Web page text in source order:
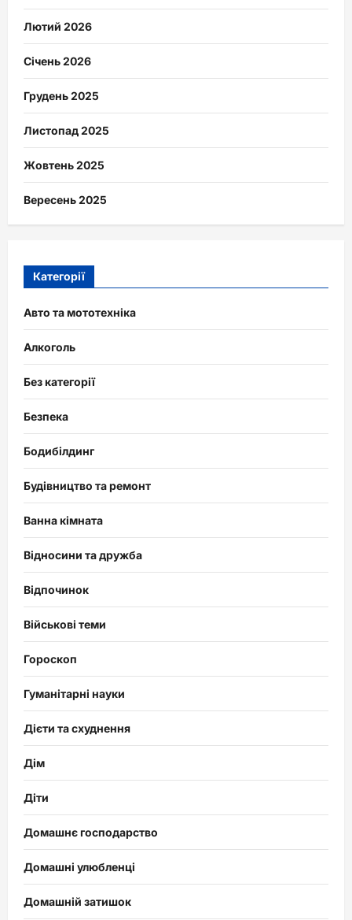
Лютий 2026
Січень 2026
Грудень 2025
Листопад 2025
Жовтень 2025
Вересень 2025
Категорії
Авто та мототехніка
Алкоголь
Без категорії
Безпека
Бодибілдинг
Будівництво та ремонт
Ванна кімната
Відносини та дружба
Відпочинок
Військові теми
Гороскоп
Гуманітарні науки
Дієти та схуднення
Дім
Діти
Домашнє господарство
Домашні улюбленці
Домашній затишок